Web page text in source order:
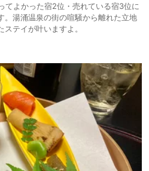
てよかった宿2位・売れている宿3位に
。湯涌温泉の街の喧騒から離れた立地
テイが叶いますよ。